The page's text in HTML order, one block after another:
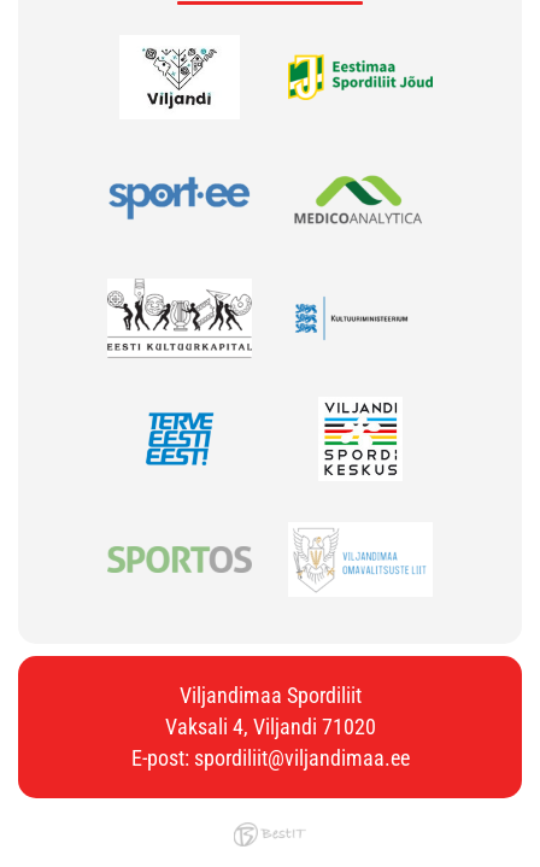
Viljandimaa Spordiliit
Vaksali 4, Viljandi 71020
E-post: spordiliit@viljandimaa.ee